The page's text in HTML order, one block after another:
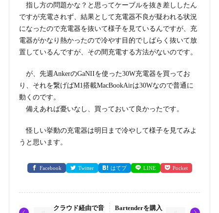
指し方の問題かな？と思ってケーブルを抜き差ししたん
ですが充電されず、結果として充電器不良が疑われる状況
になったので充電器を抜いて様子を見ているんですが、充
電器がかなり熱かったので冷やす目的でしばらく抜いて放
置しているんですが、その間充電する方法がないのです。
が、先週AnkerのGaNIIを使った30W充電器を買ってお
り、それを繋げばM1搭載MacBookAirは30Wなので普通に
動くのです。
備えあれば憂いなし、買っておいて良かったです。
怪しい挙動の充電器は明日まで冷やして様子を見てみよ
うと思います。
Facebook Twitter はてブ LINE Pocket
クラウド経由で音
Bartenderを購入